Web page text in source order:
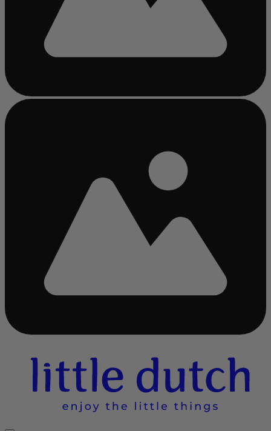
Bezig
met
laden...
laden...